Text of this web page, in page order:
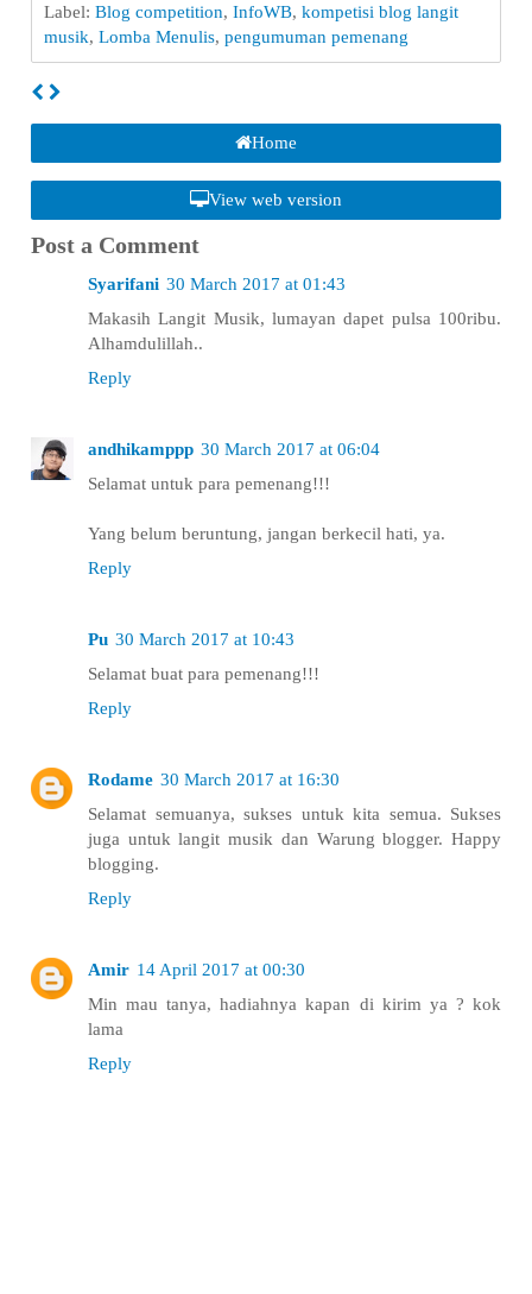
Label: Blog competition, InfoWB, kompetisi blog langit
musik, Lomba Menulis, pengumuman pemenang
Home
View web version
Post a Comment
Syarifani 30 March 2017 at 01:43
Makasih Langit Musik, lumayan dapet pulsa 100ribu.
Alhamdulillah..
Reply
andhikamppp 30 March 2017 at 06:04
Selamat untuk para pemenang!!!
Yang belum beruntung, jangan berkecil hati, ya.
Reply
Pu 30 March 2017 at 10:43
Selamat buat para pemenang!!!
Reply
Rodame 30 March 2017 at 16:30
Selamat semuanya, sukses untuk kita semua. Sukses
juga untuk langit musik dan Warung blogger. Happy
blogging.
Reply
Amir 14 April 2017 at 00:30
Min mau tanya, hadiahnya kapan di kirim ya ? kok
lama
Reply